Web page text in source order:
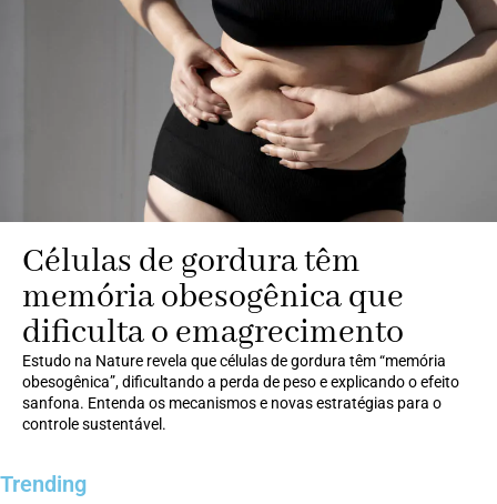
Células de gordura têm
memória obesogênica que
dificulta o emagrecimento
Estudo na Nature revela que células de gordura têm “memória
obesogênica”, dificultando a perda de peso e explicando o efeito
sanfona. Entenda os mecanismos e novas estratégias para o
controle sustentável.
Trending